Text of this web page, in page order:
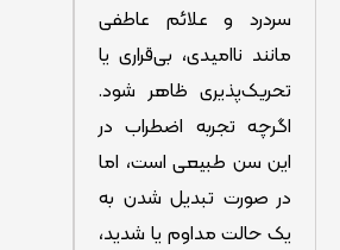
سردرد و علائم عاطفی
مانند ناامیدی، بی‌قراری یا
تحریک‌پذیری ظاهر شود.
اگرچه تجربه اضطراب در
این سن طبیعی است، اما
در صورت تبدیل شدن به
یک حالت مداوم یا شدید،